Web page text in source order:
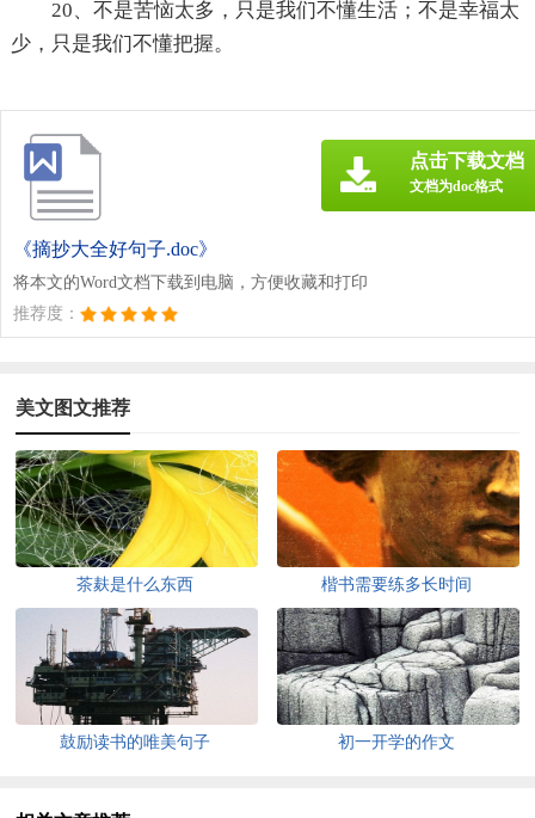
20、不是苦恼太多，只是我们不懂生活；不是幸福太
少，只是我们不懂把握。
《摘抄大全好句子.doc》
将本文的Word文档下载到电脑，方便收藏和打印
推荐度：
点击下载文档
文档为doc格式
美文图文推荐
茶麸是什么东西 楷书需要练多长时间
鼓励读书的唯美句子 初一开学的作文